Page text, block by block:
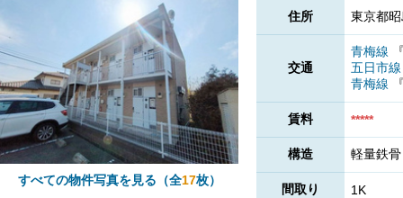
すべての物件写真を見る（全17枚）
住所 東京都
交通
青梅線
五日市
青梅線
賃料 *****
構造 軽量鉄骨
間取り 1K